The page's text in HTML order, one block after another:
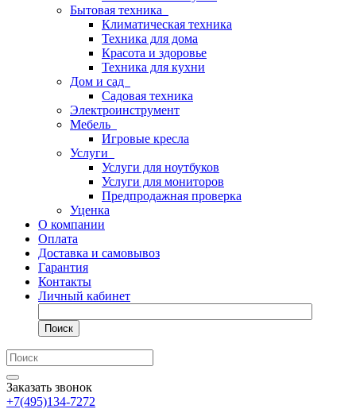
Бытовая техника
Климатическая техника
Техника для дома
Красота и здоровье
Техника для кухни
Дом и сад
Садовая техника
Электроинструмент
Мебель
Игровые кресла
Услуги
Услуги для ноутбуков
Услуги для мониторов
Предпродажная проверка
Уценка
О компании
Оплата
Доставка и самовывоз
Гарантия
Контакты
Личный кабинет
Поиск
Заказать звонок
+7(495)134-7272